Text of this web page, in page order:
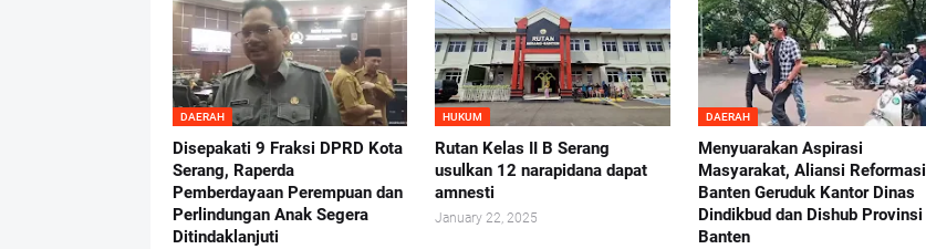
DAERAH
Disepakati 9 Fraksi DPRD Kota
Serang, Raperda
Pemberdayaan Perempuan dan
Perlindungan Anak Segera
Ditindaklanjuti
HUKUM
Rutan Kelas II B Serang
usulkan 12 narapidana dapat
amnesti
January 22, 2025
DAERAH
Menyuarakan Aspirasi
Masyarakat, Aliansi Reformasi
Banten Geruduk Kantor Dinas
Dindikbud dan Dishub Provinsi
Banten